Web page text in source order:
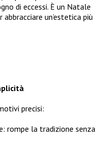
di eccessi. È un Natale
un’estetica più
precisi:
rompe la tradizione senza